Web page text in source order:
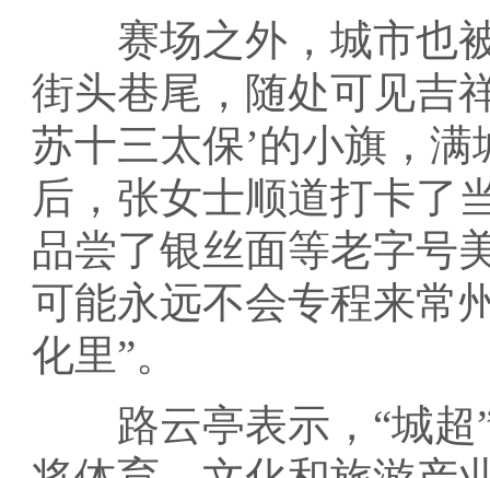
赛场之外，城市也被
街头巷尾，随处可见吉
苏十三太保’的小旗，
后，张女士顺道打卡了
品尝了银丝面等老字号
可能永远不会专程来常
化里”。
路云亭表示，“城超